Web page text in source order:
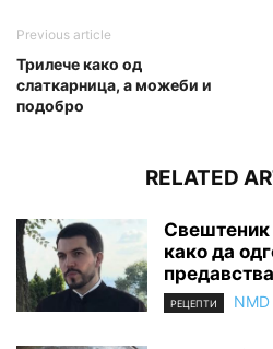
Previous article
Трилече како од
слаткарница, а можеби и
подобро
RELATED
Свештеник
како да
РЕЦЕПТИ NMD